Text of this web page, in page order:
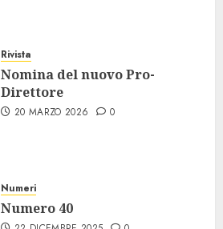
Rivista
Nomina del nuovo Pro-
Direttore
20 MARZO 2026 0
Numeri
Numero 40